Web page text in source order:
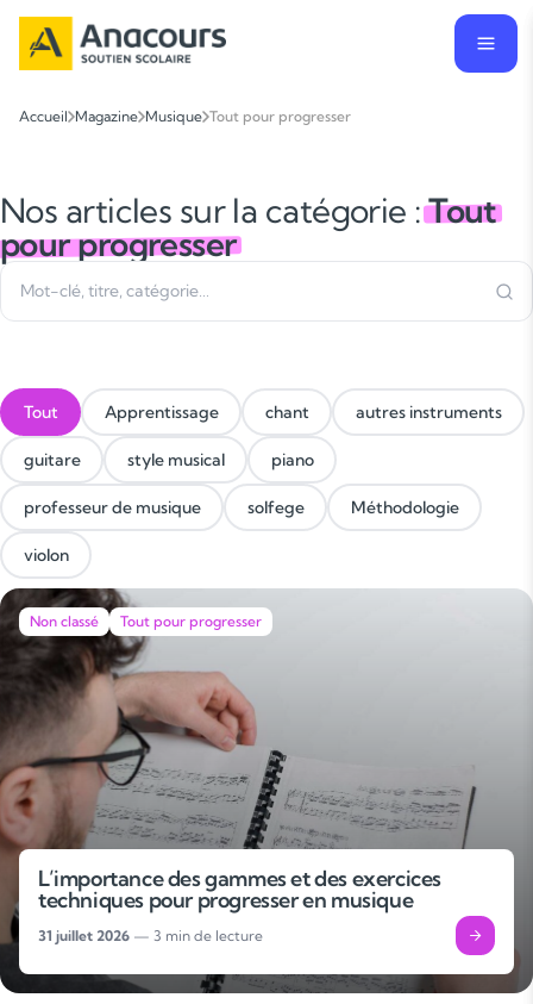
Accueil Magazine Musique Tout pour progresser
Nos articles sur la catégorie :Tout
pour progresser
Tout Apprentissage chant autres instruments
guitare style musical piano
professeur de musique solfege Méthodologie
violon
Non classé Tout pour progresser
L’importance des gammes et des exercices
techniques pour progresser en musique
31 juillet 2026 — 3 min de lecture